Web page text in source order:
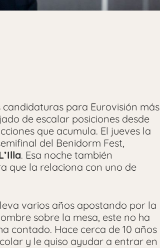
para Eurovisión más
de escalar posiciones desde
que acumula. El jueves la
del Benidorm Fest,
. Esa noche también
que la relaciona con uno de
varios años apostando por la
sobre la mesa, este no ha
contado. Hace cerca de 10 años
y le quiso ayudar a entrar en